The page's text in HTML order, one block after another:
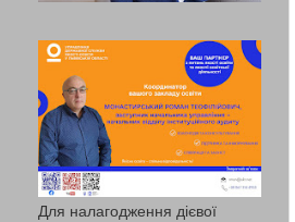
Для налагодження дієвої